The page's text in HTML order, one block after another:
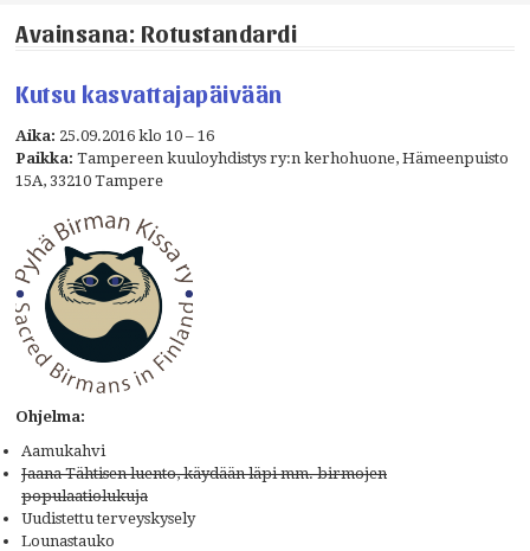
Rotustandardi
Kutsu kasvattajapäivään
Aika: 25.09.2016 klo 10 – 16
Paikka: Tampereen kuuloyhdistys ry:n kerhohuone, Hämeenpuisto
15A, 33210 Tampere
Ohjelma:
Aamukahvi
Jaana Tähtisen luento, käydään läpi mm. birmojen
populaatiolukuja
Uudistettu terveyskysely
Lounastauko